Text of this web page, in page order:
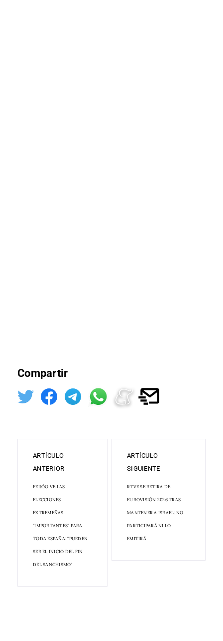
Compartir
ARTÍCULO
ANTERIOR
FEIJÓO VE LAS
ELECCIONES
EXTREMEÑAS
"IMPORTANTES" PARA
TODA ESPAÑA: "PUEDEN
SER EL INICIO DEL FIN
DEL SANCHISMO"
ARTÍCULO
SIGUIENTE
RTVE SE RETIRA DE
EUROVISIÓN 2026 TRAS
MANTENER A ISRAEL: NO
PARTICIPARÁ NI LO
EMITIRÁ